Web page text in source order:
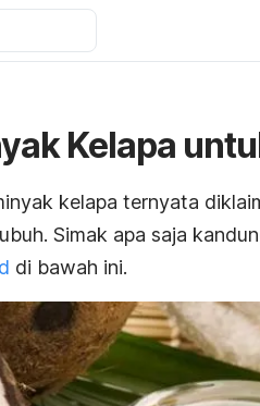
Kelapa
kelapa ternyata
Simak apa saja
di bawah ini.